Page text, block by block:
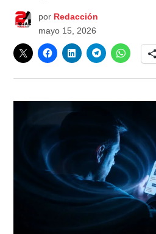
por Redacción
mayo 15, 2026